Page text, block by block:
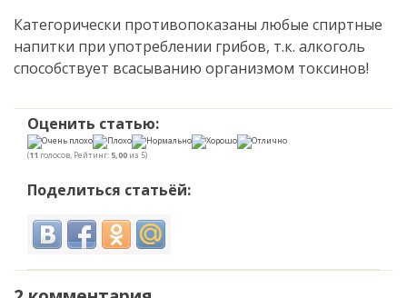
Категорически противопоказаны любые спиртные
напитки при употреблении грибов, т.к. алкоголь
способствует всасыванию организмом токсинов!
Оценить статью:
(11 голосов, Рейтинг: 5,00 из 5)
Поделиться статьёй: